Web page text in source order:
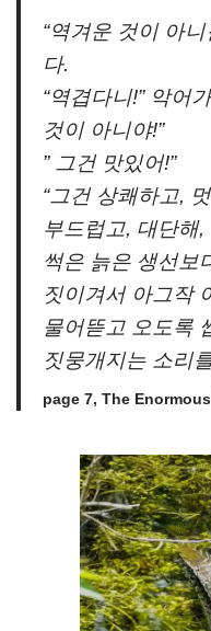
“역겨운 것이 아
다.
“역겹다니!” 악어
것이 아니야!”
” 그건 맛있어!”
“그건 상쾌하고,
부드럽고, 대단해,
썩은 늙은 생선보
짓이겨서 아그작
물어뜯고 오도록
짓뭉개지는 소리
page 7, The